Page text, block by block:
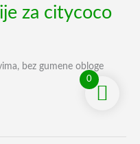
za citycoco
bez gumene obloge
0